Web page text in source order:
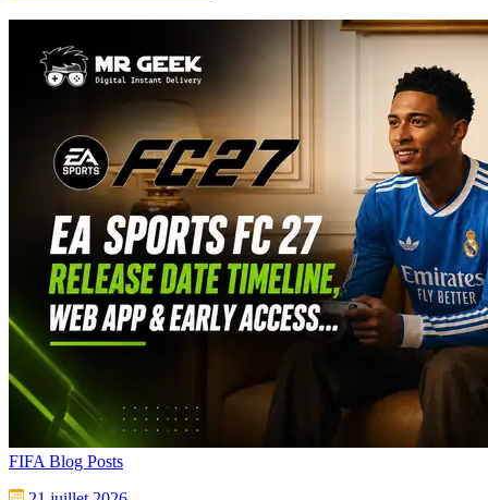
FIFA Blog Posts